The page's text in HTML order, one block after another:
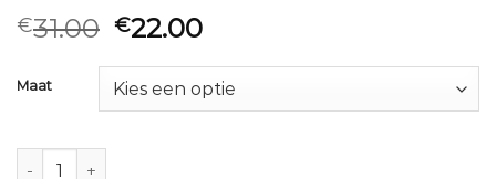
€31.00 €22.00
Maat
katoenen t shirt aantal